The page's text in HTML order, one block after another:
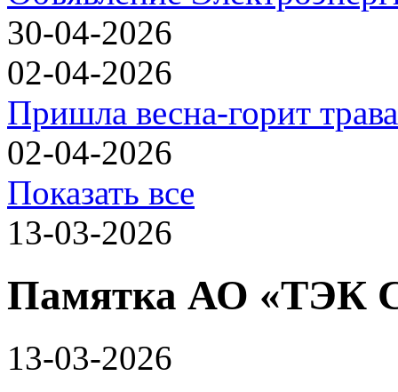
30-04-2026
02-04-2026
Пришла весна-горит трава
02-04-2026
Показать все
13-03-2026
Памятка АО «ТЭК
13-03-2026